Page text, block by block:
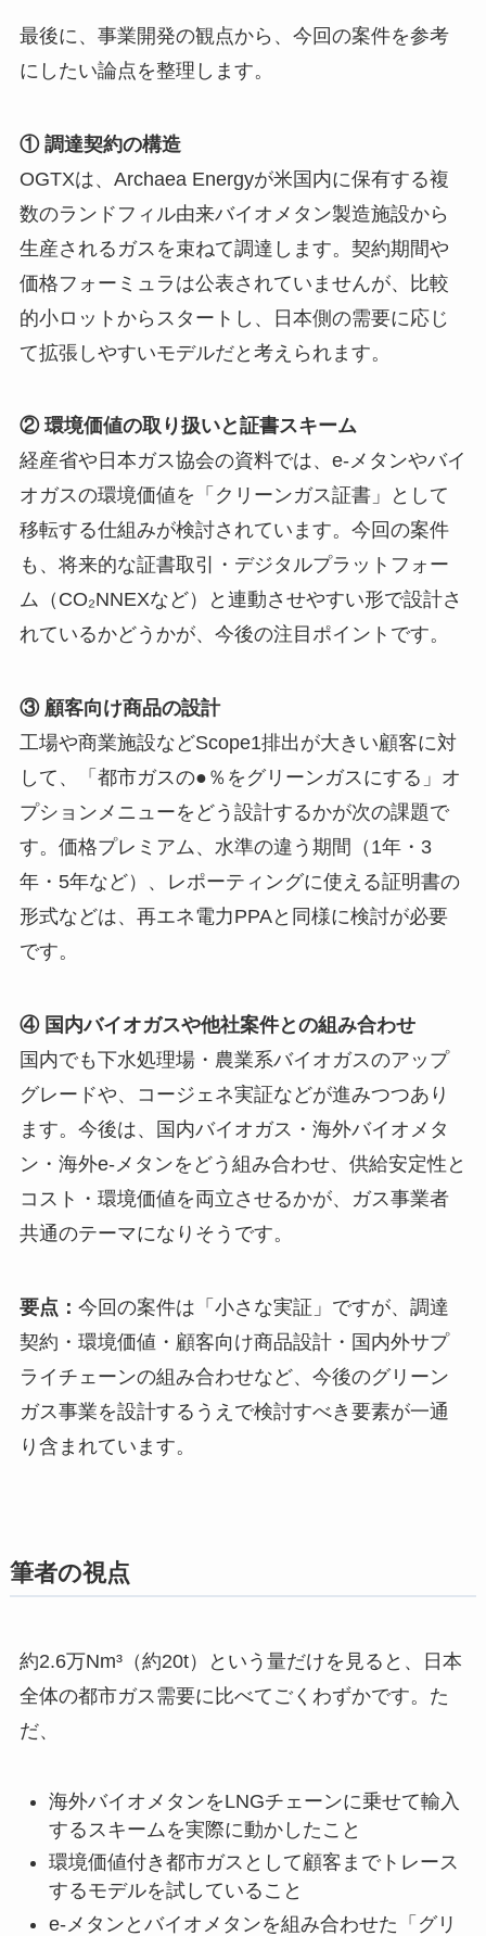
最後に、事業開発の観点から、今回の案件を参考
にしたい論点を整理します。
① 調達契約の構造
OGTXは、Archaea Energyが米国内に保有する複
数のランドフィル由来バイオメタン製造施設から
生産されるガスを束ねて調達します。契約期間や
価格フォーミュラは公表されていませんが、比較
的小ロットからスタートし、日本側の需要に応じ
て拡張しやすいモデルだと考えられます。
② 環境価値の取り扱いと証書スキーム
経産省や日本ガス協会の資料では、e-メタンやバイ
オガスの環境価値を「クリーンガス証書」として
移転する仕組みが検討されています。今回の案件
も、将来的な証書取引・デジタルプラットフォー
ム（CO₂NNEXなど）と連動させやすい形で設計さ
れているかどうかが、今後の注目ポイントです。
③ 顧客向け商品の設計
工場や商業施設などScope1排出が大きい顧客に対
して、「都市ガスの●％をグリーンガスにする」オ
プションメニューをどう設計するかが次の課題で
す。価格プレミアム、水準の違う期間（1年・3
年・5年など）、レポーティングに使える証明書の
形式などは、再エネ電力PPAと同様に検討が必要
です。
④ 国内バイオガスや他社案件との組み合わせ
国内でも下水処理場・農業系バイオガスのアップ
グレードや、コージェネ実証などが進みつつあり
ます。今後は、国内バイオガス・海外バイオメタ
ン・海外e-メタンをどう組み合わせ、供給安定性と
コスト・環境価値を両立させるかが、ガス事業者
共通のテーマになりそうです。
要点： 今回の案件は「小さな実証」ですが、調達
契約・環境価値・顧客向け商品設計・国内外サプ
ライチェーンの組み合わせなど、今後のグリーン
ガス事業を設計するうえで検討すべき要素が一通
り含まれています。
筆者の視点
約2.6万Nm³（約20t）という量だけを見ると、日本
全体の都市ガス需要に比べてごくわずかです。た
だ、
海外バイオメタンをLNGチェーンに乗せて輸入
するスキームを実際に動かしたこと
環境価値付き都市ガスとして顧客までトレース
するモデルを試していること
e-メタンとバイオメタンを組み合わせた「グリ